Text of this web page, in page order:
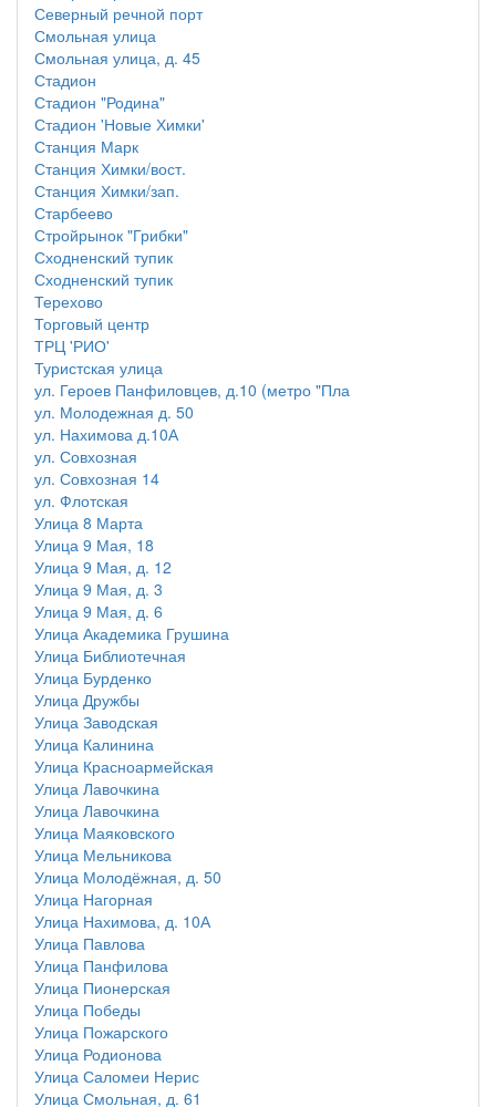
Северный речной порт
Смольная улица
Смольная улица, д. 45
Стадион
Стадион "Родина"
Стадион 'Новые Химки'
Станция Марк
Станция Химки/вост.
Станция Химки/зап.
Старбеево
Стройрынок "Грибки"
Сходненский тупик
Сходненский тупик
Терехово
Торговый центр
ТРЦ 'РИО'
Туристская улица
ул. Героев Панфиловцев, д.10 (метро "Пла
ул. Молодежная д. 50
ул. Нахимова д.10А
ул. Совхозная
ул. Совхозная 14
ул. Флотская
Улица 8 Марта
Улица 9 Мая, 18
Улица 9 Мая, д. 12
Улица 9 Мая, д. 3
Улица 9 Мая, д. 6
Улица Академика Грушина
Улица Библиотечная
Улица Бурденко
Улица Дружбы
Улица Заводская
Улица Калинина
Улица Красноармейская
Улица Лавочкина
Улица Лавочкина
Улица Маяковского
Улица Мельникова
Улица Молодёжная, д. 50
Улица Нагорная
Улица Нахимова, д. 10А
Улица Павлова
Улица Панфилова
Улица Пионерская
Улица Победы
Улица Пожарского
Улица Родионова
Улица Саломеи Нерис
Улица Смольная, д. 61